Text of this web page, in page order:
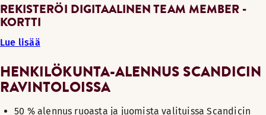
REKISTERÖI DIGITAALINEN TEAM MEMBER -
KORTTI
Lue lisää
HENKILÖKUNTA-ALENNUS SCANDICIN
RAVINTOLOISSA
50 % alennus ruoasta ja juomista valituissa Scandicin